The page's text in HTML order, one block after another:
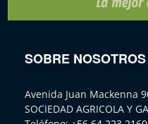
SOBRE NOSOTROS
Avenida Juan Mackenna
SOCIEDAD AGRICOLA Y